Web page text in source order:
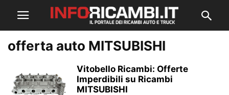
offerta auto MITSUBISHI
Vitobello Ricambi: Offerte
Imperdibili su Ricambi
MITSUBISHI